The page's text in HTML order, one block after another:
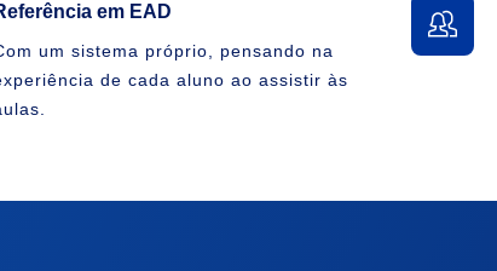
em EAD
um sistema próprio, pensando na
de cada aluno ao assistir às